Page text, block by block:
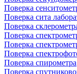
Поверка
Поверка сита
Поверка
Поверка
Поверка
Поверка
Поверка спирометра
Поверка